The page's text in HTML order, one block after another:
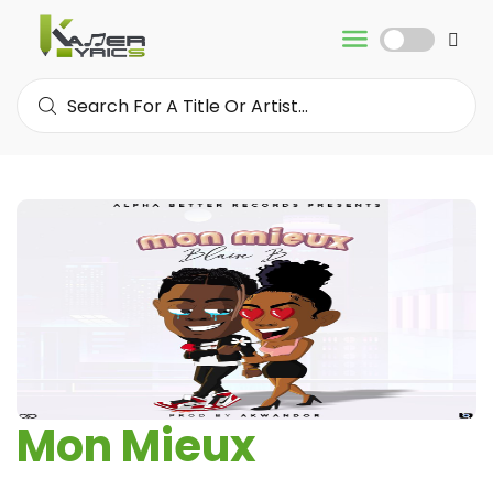
Mon Mieux